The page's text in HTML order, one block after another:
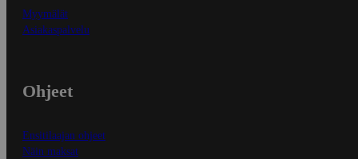
Myymälät
Asiakaspalvelu
Ohjeet
Ensitilaajan ohjeet
Näin maksat